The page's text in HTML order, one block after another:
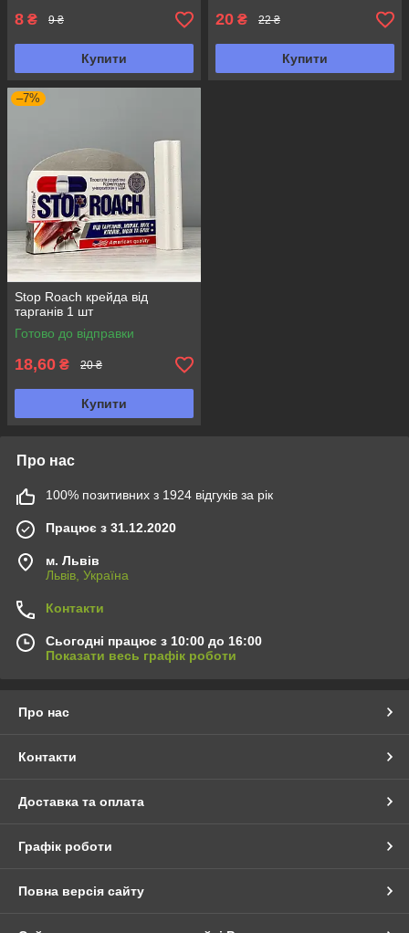
8 ₴ 9 ₴
Купити
20 ₴ 22 ₴
Купити
–7%
Stop Roach крейда від
тарганів 1 шт
Готово до відправки
18,60 ₴ 20 ₴
Купити
Про нас
100% позитивних з 1924 відгуків за рік
Працює з 31.12.2020
м. Львів
Львів, Україна
Контакти
Сьогодні працює з 10:00 до 16:00
Показати весь графік роботи
Про нас
Контакти
Доставка та оплата
Графік роботи
Повна версія сайту